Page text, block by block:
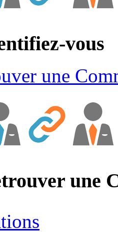
vous
une
une